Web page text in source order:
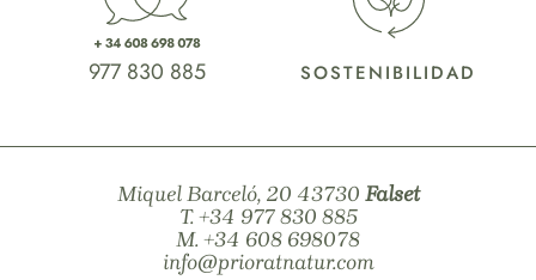
977 830 885 SOSTENIBILIDAD
Miquel Barceló, 20 43730 Falset
T.+34 977 830 885
M. +34 608 698078
info@prioratnatur.com